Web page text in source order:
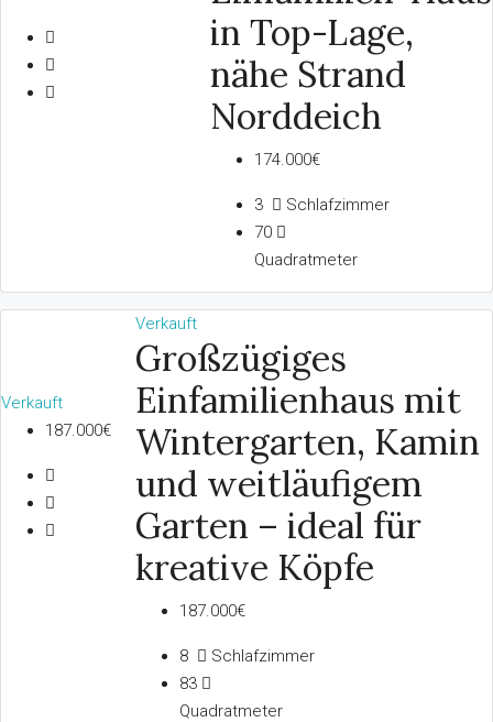
in Top-Lage,
nähe Strand
Norddeich
174.000€
3
Schlafzimmer
70
Quadratmeter
Verkauft
187.000€
Verkauft
Großzügiges
Einfamilienhaus mit
Wintergarten, Kamin
und weitläufigem
Garten – ideal für
kreative Köpfe
187.000€
8
Schlafzimmer
83
Quadratmeter